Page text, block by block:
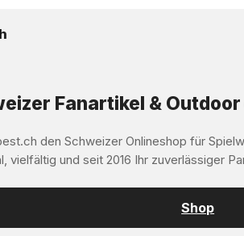
Fanartikel &
den Schweizer Onlineshop für
vielfältig und seit 2016 Ihr zuverlässiger
Shop